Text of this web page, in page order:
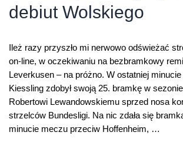
debiut Wolskiego
Ileż razy przyszło mi nerwowo odświeżać
on-line, w oczekiwaniu na bezbramkowy
Leverkusen – na próżno. W ostatniej
Kiessling zdobył swoją 25. bramkę w
Robertowi Lewandowskiemu sprzed nosa
strzelców Bundesligi. Na nic zdała się
minucie meczu przeciw Hoffenheim, …